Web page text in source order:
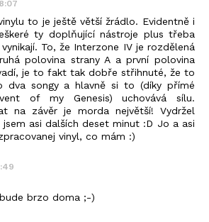
to je ještě větší žrádlo. Evidentně i
ty doplňující nástroje plus třeba
To, že Interzone IV je rozdělená
polovina strany A a první polovina
je to fakt tak dobře střihnuté, že to
dva songy a hlavně si to (díky přímé
of my Genesis) uchovává sílu.
na závěr je morda největší! Vydržel
asi dalších deset minut :D Jo a asi
vinyl, co mám :)
brzo doma ;-)